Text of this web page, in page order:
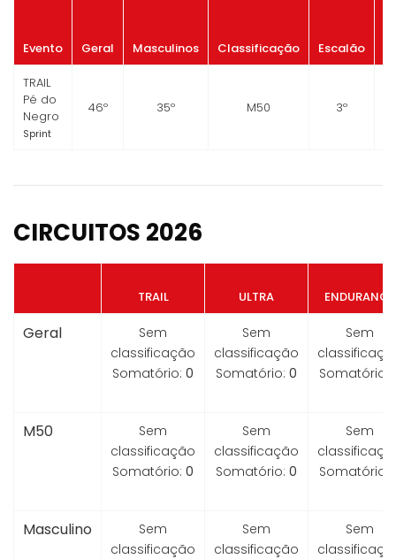
Evento Geral Masculinos Classificação Escalão
TRAIL
Pé do
Negro
Sprint
46º 35º M50 3º
CIRCUITOS 2026
TRAIL ULTRA ENDURANCE
Geral
Sem
classificação
Somatório: 0
Sem
classificação
Somatório: 0
Sem
Somatório:
M50
Sem
classificação
Somatório: 0
Sem
classificação
Somatório: 0
Sem
Somatório:
Masculino
Sem
classificação
Sem
classificação
Sem